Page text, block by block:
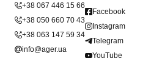
+38 067 446 15 66
+38 050 660 70 43
+38 063 147 59 34
info@ager.ua
Facebook
Instagram
Telegram
YouTube